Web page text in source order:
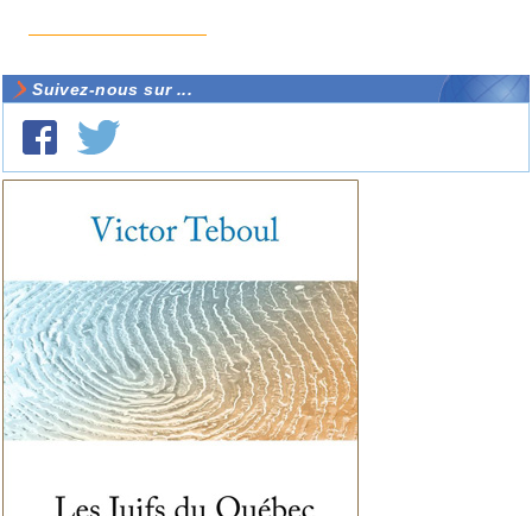
Suivez-nous sur ...